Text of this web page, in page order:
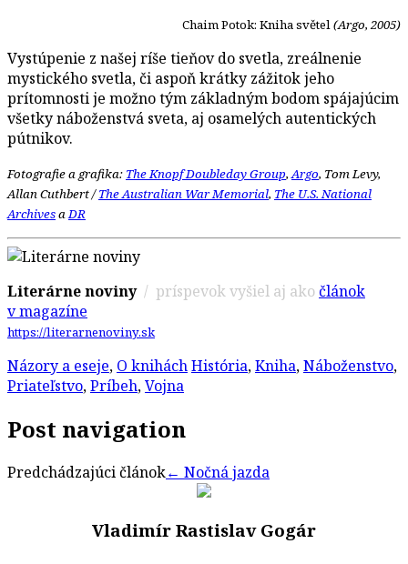
Chaim Potok: Kniha světel(Argo, 2005)
Vystúpenie z našej ríše tieňov do svetla, zreálnenie
mystického svetla, či aspoň krátky zážitok jeho
prítomnosti je možno tým základným bodom spájajúcim
všetky náboženstvá sveta, aj osamelých autentických
pútnikov.
Fotografie a grafika: The Knopf Doubleday Group,Argo, Tom Levy,
Allan Cuthbert /The Australian War Memorial, The U.S. National
ArchivesaDR
Literárne noviny / príspevok vyšiel aj akočlánok
v magazíne
https://literarnenoviny.sk
Názory a eseje, O kniháchHistória,Kniha,Náboženstvo,
Priateľstvo,Príbeh,Vojna
Post navigation
Predchádzajúci článok← Nočná jazda
Vladimír Rastislav Gogár